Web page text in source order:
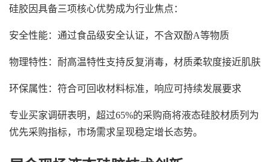
硅胶因具备三项核心优势成为行业焦点：
安全性能：通过食品级安全认证，不含双酚A等物质
物理特性：耐高温特性支持反复消毒，材质柔软度接近肌肤
环保属性：符合可回收材料标准，响应可持续发展要求
专业买家调研表明，超过65%的采购商将液态硅胶材质列为
优先采购指标，市场需求呈现稳定增长态势。